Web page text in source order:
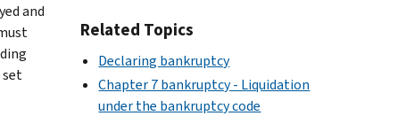
and
Related Topics
Declaring bankruptcy
Chapter 7 bankruptcy - Liquidation
under the bankruptcy code